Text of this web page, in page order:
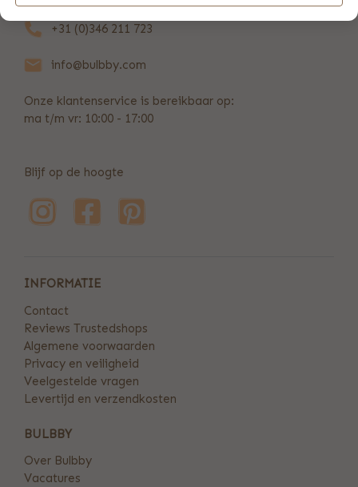
+31 (0)346 211 723
info@bulbby.com
Onze klantenservice is bereikbaar op:
ma t/m vr: 10:00 - 17:00
Blijf op de hoogte
INFORMATIE
Contact
Reviews Trustedshops
Algemene voorwaarden
Privacy en veiligheid
Veelgestelde vragen
Levertijd en verzendkosten
BULBBY
Over Bulbby
Vacatures